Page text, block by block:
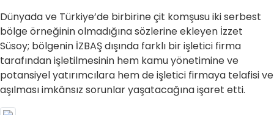
Dünyada ve Türkiye’de birbirine çit komşusu iki serbest
bölge örneğinin olmadığına sözlerine ekleyen İzzet
Süsoy; bölgenin İZBAŞ dışında farklı bir işletici firma
tarafından işletilmesinin hem kamu yönetimine ve
potansiyel yatırımcılara hem de işletici firmaya telafisi ve
aşılması imkânsız sorunlar yaşatacağına işaret etti.